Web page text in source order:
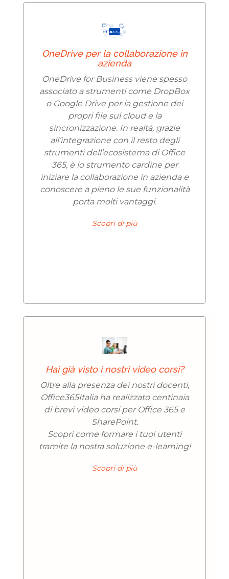
OneDrive per la collaborazione in
azienda
OneDrive for Business viene spesso
associato a strumenti come DropBox
o Google Drive per la gestione dei
propri file sul cloud e la
sincronizzazione. In realtà, grazie
all’integrazione con il resto degli
strumenti dell’ecosistema di Office
365, è lo strumento cardine per
iniziare la collaborazione in azienda e
conoscere a pieno le sue funzionalità
porta molti vantaggi.
Scopri di più
Hai già visto i nostri video corsi?
Oltre alla presenza dei nostri docenti,
Office365Italia ha realizzato centinaia
di brevi video corsi per Office 365 e
SharePoint.
Scopri come formare i tuoi utenti
tramite la nostra soluzione e-learning!
Scopri di più